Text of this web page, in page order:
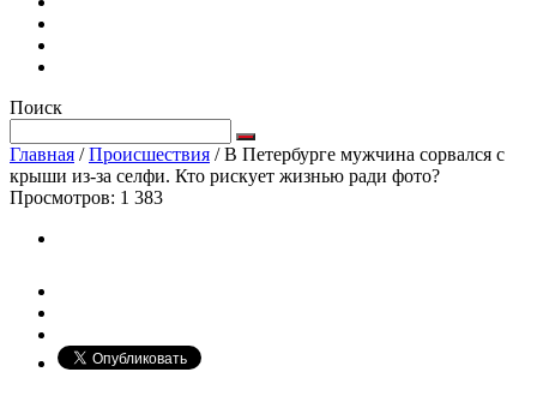
Поиск
Главная /Происшествия /В Петербурге мужчина сорвался с
крыши из-за селфи. Кто рискует жизнью ради фото?
Просмотров: 1 383